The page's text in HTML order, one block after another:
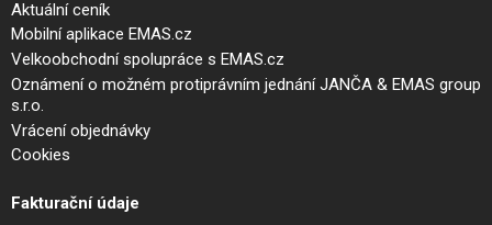
Aktuální ceník
Mobilní aplikace EMAS.cz
Velkoobchodní spolupráce s EMAS.cz
Oznámení o možném protiprávním jednání JANČA & EMAS group
s.r.o.
Vrácení objednávky
Cookies
Fakturační údaje